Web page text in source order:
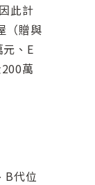
此計
（贈與
、E
萬
B代位